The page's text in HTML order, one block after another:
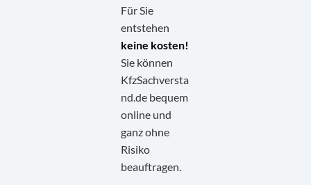
Für Sie
entstehen
keine kosten!
Sie können
KfzSachversta
nd.de bequem
online und
ganz ohne
Risiko
beauftragen.
Kundenbewertungen und Erfahrungen zu